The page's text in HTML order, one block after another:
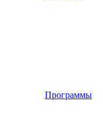
Программы